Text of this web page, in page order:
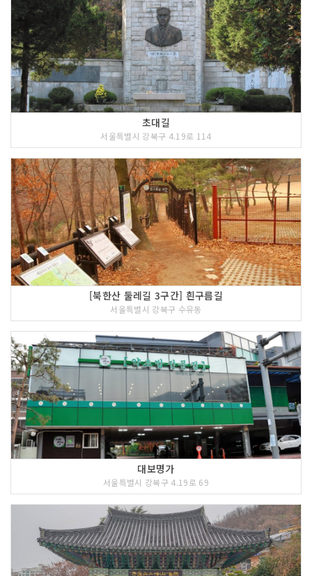
초대길
서울특별시 강북구 4.19로 114
[북한산 둘레길 3구간] 흰구름길
서울특별시 강북구 수유동
대보명가
서울특별시 강북구 4.19로 69